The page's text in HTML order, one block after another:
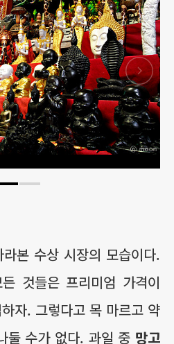
본 수상 시장의 모습이다.
것들은 프리미엄 가격이
자. 그렇다고 목 마르고 약
둘 수가 없다. 과일 중 망고